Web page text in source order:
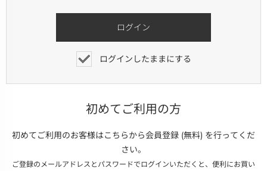
ログインしたままにする
初めてご利用の方
初めてご利用のお客様はこちらから会員登録 (無料) を行ってくだ
さい。
ご登録のメールアドレスとパスワードでログインいただくと、便利にお買い